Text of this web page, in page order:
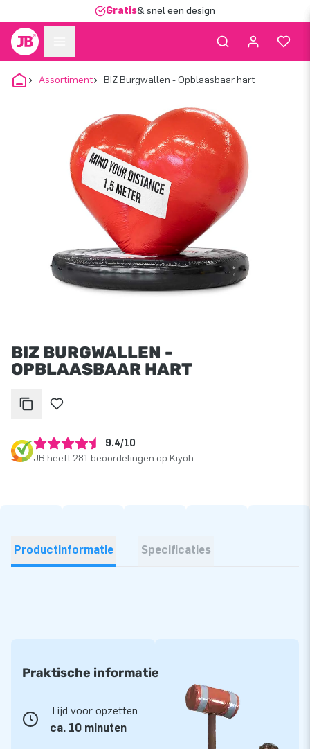
Gratis& snel een design
Assortiment BIZ Burgwallen - Opblaasbaar hart
BIZ BURGWALLEN -
OPBLAASBAAR HART
9.4/10
JB heeft 281 beoordelingen op Kiyoh
Productinformatie Specificaties
Praktische informatie
Tijd voor opzetten
ca. 10 minuten